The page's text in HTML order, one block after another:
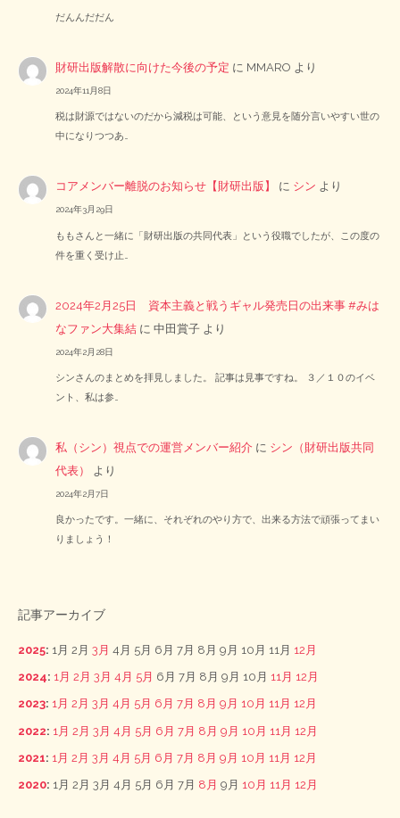
だんんだだん
財研出版解散に向けた今後の予定 に MMARO より
2024年11月8日
税は財源ではないのだから減税は可能、という意見を随分言いやすい世の
中になりつつあ…
コアメンバー離脱のお知らせ【財研出版】 に シン より
2024年3月29日
ももさんと一緒に「財研出版の共同代表」という役職でしたが、この度の
件を重く受け止…
2024年2月25日 資本主義と戦うギャル発売日の出来事 #みは
なファン大集結 に中田賞子 より
2024年2月28日
シンさんのまとめを拝見しました。 記事は見事ですね。 ３／１０のイベ
ント、私は参…
私（シン）視点での運営メンバー紹介 に シン（財研出版共同
代表）
より
2024年2月7日
良かったです。一緒に、それぞれのやり方で、出来る方法で頑張ってまい
りましょう！
記事アーカイブ
2025: 1月 2月 3月 4月 5月 6月 7月 8月 9月 10月 11月 12月
2024: 1月 2月 3月 4月 5月 6月 7月 8月 9月 10月 11月 12月
2023: 1月 2月 3月 4月 5月 6月 7月 8月 9月 10月 11月 12月
2022: 1月 2月 3月 4月 5月 6月 7月 8月 9月 10月 11月 12月
2021: 1月 2月 3月 4月 5月 6月 7月 8月 9月 10月 11月 12月
2020: 1月 2月 3月 4月 5月 6月 7月 8月 9月 10月 11月 12月